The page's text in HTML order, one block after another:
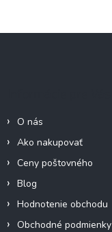
O nás
Ako nakupovať
Ceny poštovného
Blog
Hodnotenie obchodu
Obchodné podmienky